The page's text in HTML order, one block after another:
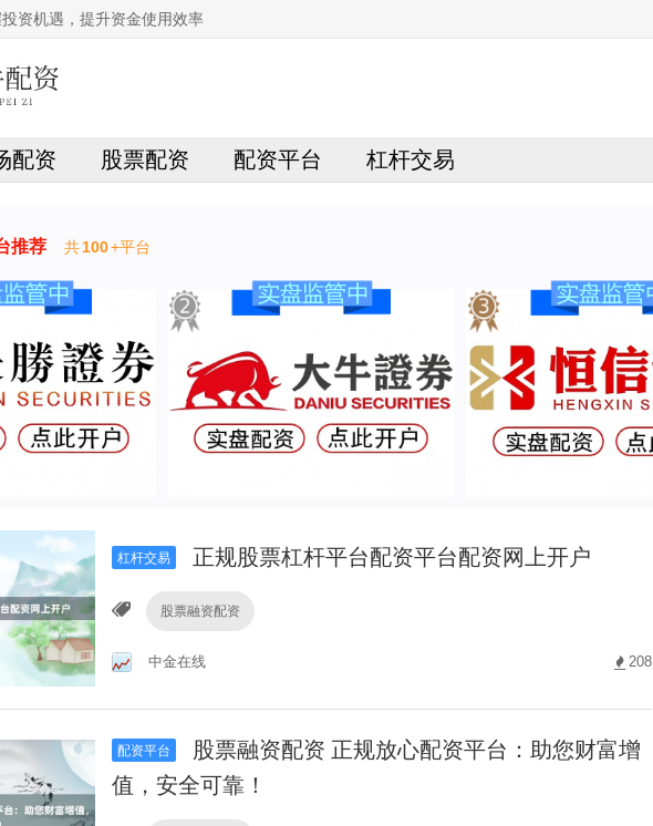
资机遇，提升资金使用效率
配资 股票配资 配资平台 杠杆交易
推荐 共100+平台
杠杆交易 正规股票杠杆平台配资平台配资网上开户
股票融资配资
中金在线 208
配资平台
股票融资配资 正规放心配资平台：助您财富增
值，安全可靠！